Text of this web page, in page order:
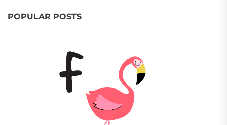
POPULAR POSTS